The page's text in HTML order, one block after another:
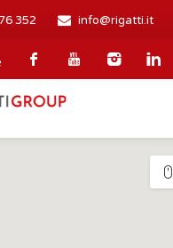
352 info@rigatti.it